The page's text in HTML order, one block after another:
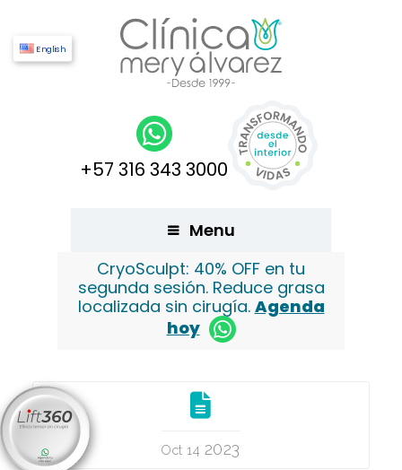
+57 316 343 3000
English
Menu
CryoSculpt: 40% OFF en tu
segunda sesión. Reduce grasa
localizada sin cirugía. Agenda
hoy
Oct 14 2023